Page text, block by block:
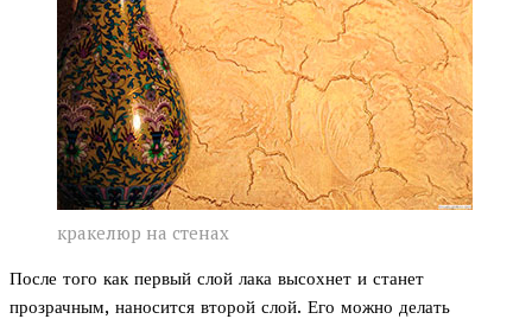
кракелюр на стенах
После того как первый слой лака высохнет и станет
прозрачным, наносится второй слой. Его можно делать